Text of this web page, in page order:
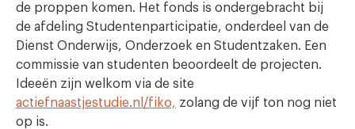
de proppen komen. Het fonds is ondergebracht bij
de afdeling Studentenparticipatie, onderdeel van de
Dienst Onderwijs, Onderzoek en Studentzaken. Een
commissie van studenten beoordeelt de projecten.
Ideeën zijn welkom via de site
actiefnaastjestudie.nl/fiko, zolang de vijf ton nog niet
op is.